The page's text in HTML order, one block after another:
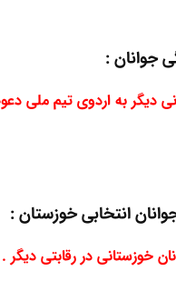
جوانان :
دیگر به اردوی تیم ملی
انتخابی خوزستان :
خوزستانی در رقابتی دیگر .